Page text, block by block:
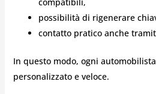
compatibili,
possibilità di rigenerare
contatto pratico anche
In questo modo, ogni
personalizzato e veloce.